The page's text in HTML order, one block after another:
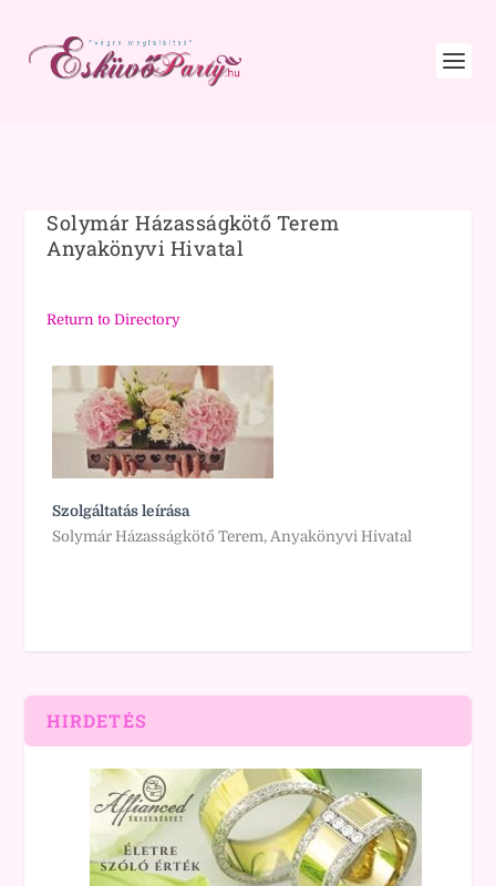
Solymár Házasságkötő Terem
Anyakönyvi Hivatal
Return to Directory
Szolgáltatás leírása
Solymár Házasságkötő Terem, Anyakönyvi Hivatal
HIRDETÉS